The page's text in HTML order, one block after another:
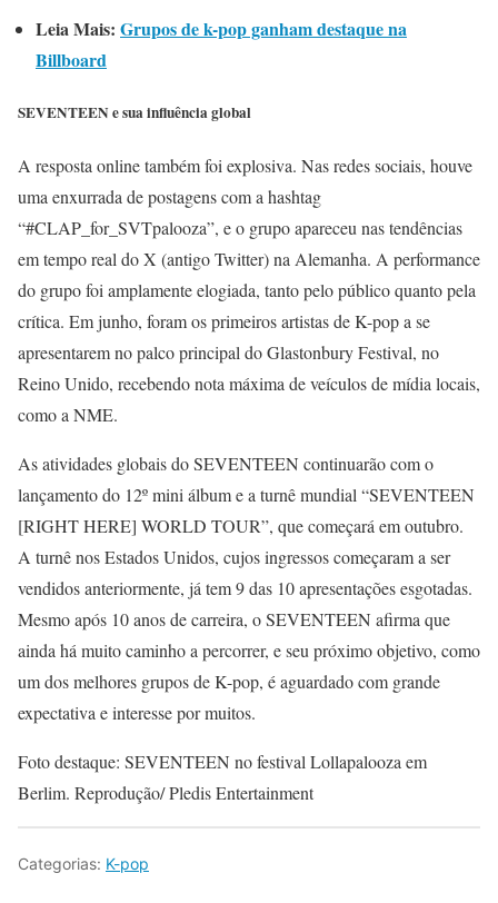
Leia Mais: Grupos de k-pop ganham destaque na
Billboard
SEVENTEEN e sua influência global
A resposta online também foi explosiva. Nas redes sociais, houve
uma enxurrada de postagens com a hashtag
“#CLAP_for_SVTpalooza”, e o grupo apareceu nas tendências
em tempo real do X (antigo Twitter) na Alemanha. A performance
do grupo foi amplamente elogiada, tanto pelo público quanto pela
crítica. Em junho, foram os primeiros artistas de K-pop a se
apresentarem no palco principal do Glastonbury Festival, no
Reino Unido, recebendo nota máxima de veículos de mídia locais,
como a NME.
As atividades globais do SEVENTEEN continuarão com o
lançamento do 12º mini álbum e a turnê mundial “SEVENTEEN
[RIGHT HERE] WORLD TOUR”, que começará em outubro.
A turnê nos Estados Unidos, cujos ingressos começaram a ser
vendidos anteriormente, já tem 9 das 10 apresentações esgotadas.
Mesmo após 10 anos de carreira, o SEVENTEEN afirma que
ainda há muito caminho a percorrer, e seu próximo objetivo, como
um dos melhores grupos de K-pop, é aguardado com grande
expectativa e interesse por muitos.
Foto destaque: SEVENTEEN no festival Lollapalooza em
Berlim. Reprodução/ Pledis Entertainment
Categorias: K-pop